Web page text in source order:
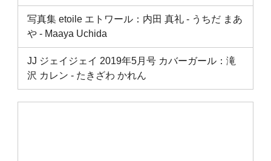
写真集 etoile エトワール：内田 真礼 ‐ うちだ まあ
や ‐ Maaya Uchida
JJ ジェイジェイ 2019年5月号 カバーガール：滝
沢 カレン ‐ たきざわ かれん